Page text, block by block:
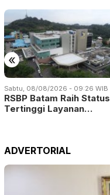
«
Sabtu, 08/08/2026 - 09:26 WIB
RSBP Batam Raih Status
Tertinggi Layanan…
ADVERTORIAL